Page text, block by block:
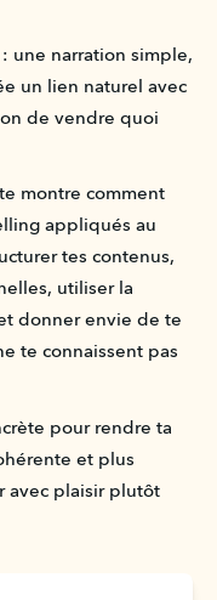
une narration simple,
un lien naturel avec
de vendre quoi
montre comment
appliqués au
tes contenus,
utiliser la
donner envie de te
te connaissent pas
pour rendre ta
et plus
avec plaisir plutôt